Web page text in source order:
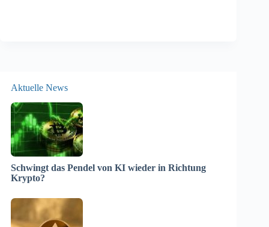
Aktuelle News
Schwingt das Pendel von KI wieder in Richtung
Krypto?